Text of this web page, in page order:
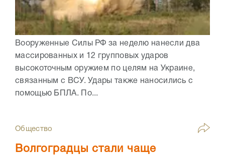
Вооруженные Силы РФ за неделю нанесли два
массированных и 12 групповых ударов
высокоточным оружием по целям на Украине,
связанным с ВСУ. Удары также наносились с
помощью БПЛА. По...
Общество
Волгоградцы стали чаще